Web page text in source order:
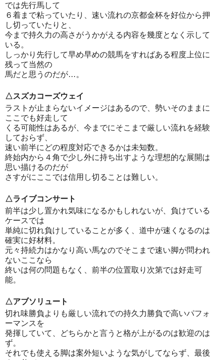
では先行馬して
６着まで粘っていたり、速い流れの京都金杯を好位から押
し切っていたりと、
今まで持久力の高さがうかがえる内容を幾度となく示して
いる。
しっかり先行して早め早めの競馬をすればある程度上位に
残って当然の
馬だと思うのだが…。
△スズカコーズウェイ
ラストが止まらないイメージはあるので、勢いそのままに
ここでも好走して
くる可能性はあるが、今までにそこまで厳しい流れを経験
しておらず、
速い前半にどの程度対応できるかは未知数。
終始内から４角で少し外に持ち出すような理想的な展開は
思い描けるのだが
さすがにここでは信用し切ることは難しい。
△ライブコンサート
前半は少し置かれ気味になるかもしれないが、負けている
ケースでは
単純に切れ負けしていることが多く、道中が速くなるのは
確実に好材料。
元々持続力はかなり高い馬なのでそこまで速い脚が問われ
ないここなら
終いは何の問題もなく、前半の位置取り次第では好走可
能。
△アブソリュート
切れ味勝負よりも厳しい流れでの持久力勝負で高いパフォ
ーマンスを
発揮していて、どちらかと言うと格が上がるのは歓迎のは
ず。
それでも使える脚は案外短いような気がしてならず、最後